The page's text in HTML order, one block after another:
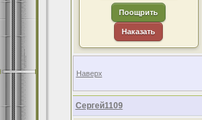
Поощрить
Наказать
Наверх
Сергей1109